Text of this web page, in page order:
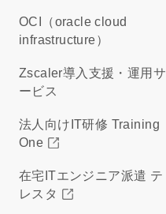
OCI（oracle cloud
infrastructure）
Zscaler導入支援・運用サ
ービス
法人向けIT研修 Training
One
在宅ITエンジニア派遣 テ
レスタ